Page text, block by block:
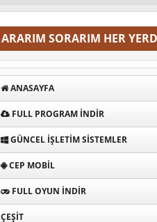
ARARIM SORARIM HER
ANASAYFA
FULL PROGRAM INDIR
GÜNCEL İŞLETIM SISTEMLER
CEP MOBIL
FULL OYUN İNDIR
ÇEŞIT